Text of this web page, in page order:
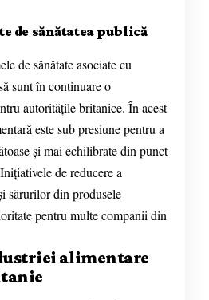
de sănătatea publică
de sănătate asociate cu
sunt în continuare o
autoritățile britanice. În acest
este sub presiune pentru a
și mai echilibrate din punct
de reducere a
sărurilor din produsele
pentru multe companii din
alimentare